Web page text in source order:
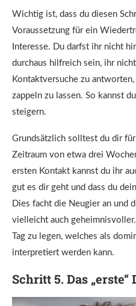
Wichtig ist, dass du diesen
Voraussetzung für ein
Interesse. Du darfst ihr nicht
durchaus hilfreich sein, ihr
Kontaktversuche zu
zappeln zu lassen. So kannst
steigern.
Grundsätzlich solltest du dir
Zeitraum von etwa drei
ersten Kontakt kannst du ihr
gut es dir geht und dass du
Dies facht die Neugier an und
vielleicht auch
Tag zu legen, welches als
interpretiert werden kann.
Schritt 5. Das „erste“